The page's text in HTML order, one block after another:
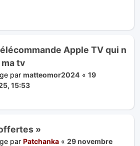
Apple TV qui n
tv
par matteomor2024 « 19
15:53
»
par Patchanka « 29 novembre